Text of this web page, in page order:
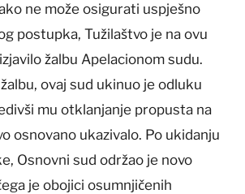
ne može osigurati uspješno
postupka, Tužilaštvo je na ovu
žalbu Apelacionom sudu.
ovaj sud ukinuo je odluku
mu otklanjanje propusta na
osnovano ukazivalo. Po ukidanju
Osnovni sud održao je novo
je obojici osumnjičenih